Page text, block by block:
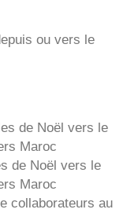
ou vers le
de Noël vers le
Maroc
de Noël vers le
Maroc
collaborateurs au